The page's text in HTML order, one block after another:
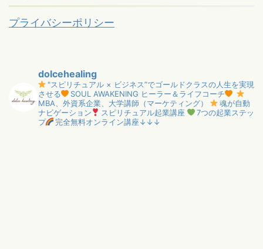
プライバシーポリシー
dolcehealing
"スピリチュアル × ビジネス”でゴールドクラスの人生を実現
させる
SOUL AWAKENING ヒーラー＆ライフコーチ
MBA、外資系企業、大学講師（マーケティング）
魂が自動
ナビゲーション
スピリチュアル起業講座
7つの起業ステッ
プ
完全無料オンライン講座↓↓↓